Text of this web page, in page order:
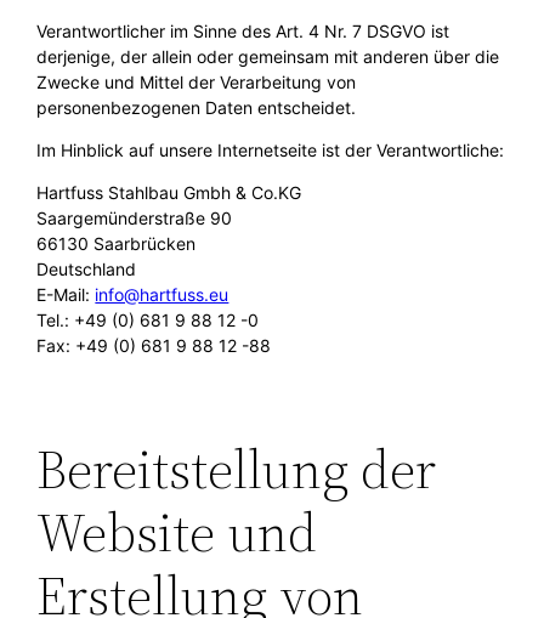
Verantwortlicher im Sinne des Art. 4 Nr. 7 DSGVO ist
derjenige, der allein oder gemeinsam mit anderen über die
Zwecke und Mittel der Verarbeitung von
personenbezogenen Daten entscheidet.
Im Hinblick auf unsere Internetseite ist der Verantwortliche:
Hartfuss Stahlbau Gmbh & Co.KG
Saargemünderstraße 90
66130 Saarbrücken
Deutschland
E-Mail: info@hartfuss.eu
Tel.: +49 (0) 681 9 88 12 -0
Fax: +49 (0) 681 9 88 12 -88
Bereitstellung der
Website und
Erstellung von